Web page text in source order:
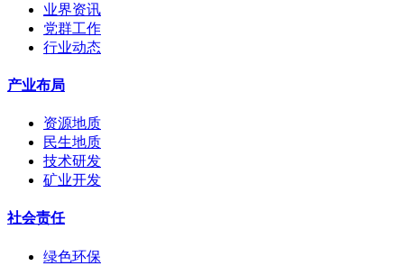
业界资讯
党群工作
行业动态
产业布局
资源地质
民生地质
技术研发
矿业开发
社会责任
绿色环保